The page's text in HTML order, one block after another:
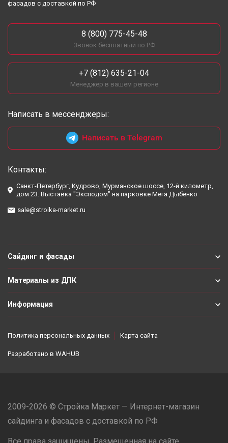
фасадов с доставкой по РФ
8 (800) 775-45-48
Звонок бесплатный по РФ
+7 (812) 635-21-04
Менеджер в вашем регионе
Написать в мессенджеры:
Написать в Telegram
Контакты:
Санкт-Петербург, Кудрово, Мурманское шоссе, 12-й километр,
дом 23. Выставка "Эксподом" на парковке Мега Дыбенко
sale@stroika-market.ru
Сайдинг и фасады
Материалы из ДПК
Информация
Политика персональных данных Карта сайта
Разработано в WAHUB
2009-2026 © Стройка Маркет — Интернет-магазин
сайдинга и фасадов с доставкой по РФ